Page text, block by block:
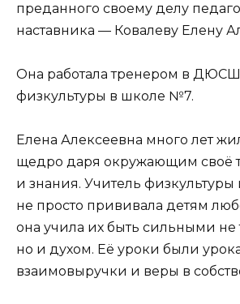
преданного своему делу
наставника — Ковалеву Елену
Она работала тренером в
физкультуры в школе №7.
Елена Алексеевна много лет
щедро даря окружающим своё
и знания. Учитель физкультуры
не просто прививала детям
она учила их быть сильными не
но и духом. Её уроки были
взаимовыручки и веры в